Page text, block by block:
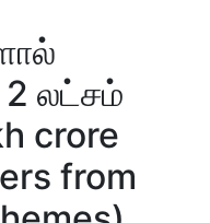
2 லட்சம்
crore
from